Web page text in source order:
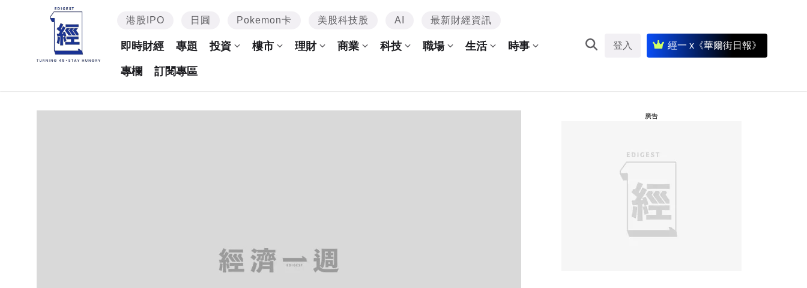
港股IPO 日圓 Pokemon卡 美股科技股 AI 最新財經資訊
即時財經 專題 投資 樓市 理財 商業 科技 職場 生活 時事
專欄 訂閱專區
登入 經一 x《華爾街日報》
廣告